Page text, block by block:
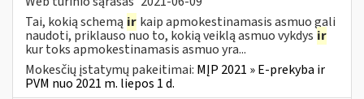
Tai, kokią schemą ir kaip apmokestinamasis asmuo gali
naudoti, priklauso nuo to, kokią veiklą asmuo vykdys ir
kur toks apmokestinamasis asmuo yra...
Mokesčių įstatymų pakeitimai: MĮP 2021 » E-prekyba ir
PVM nuo 2021 m. liepos 1 d.